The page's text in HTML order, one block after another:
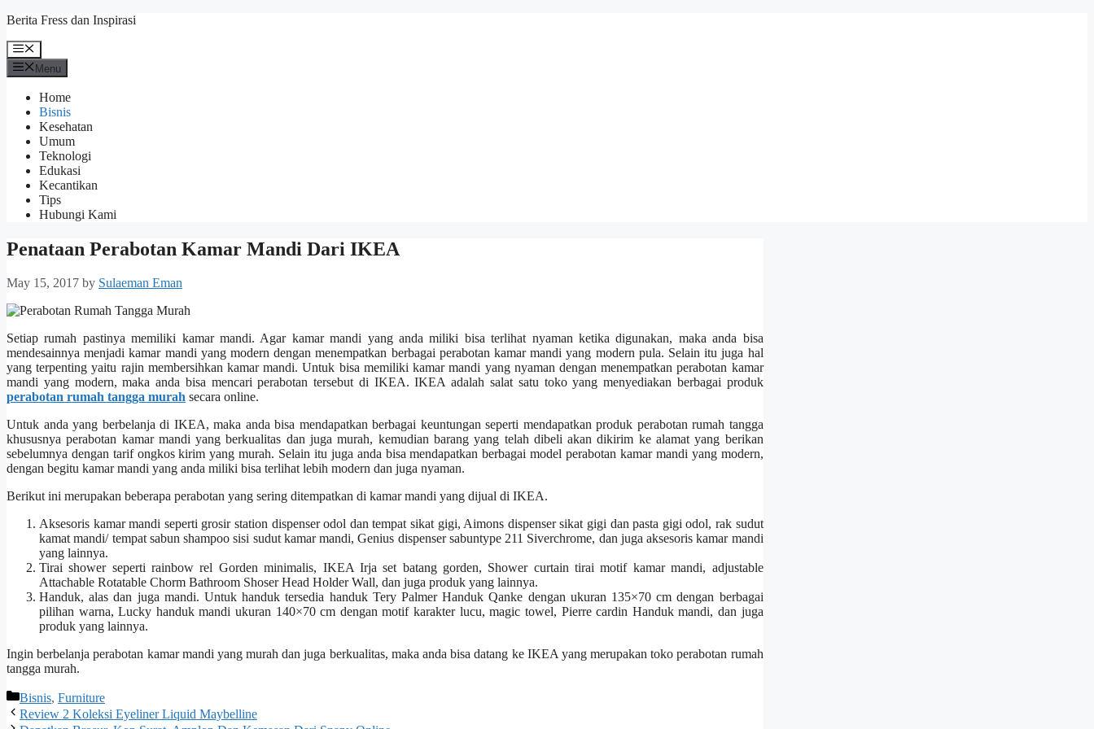
Skip
content
Berita Fress dan Inspirasi
Menu
Menu
Home
Bisnis
Kesehatan
Umum
Teknologi
Edukasi
Kecantikan
Tips
Hubungi Kami
Penataan Perabotan Kamar Mandi Dari IKEA
May 15, 2017 by Sulaeman Eman
Setiap rumah pastinya memiliki kamar mandi. Agar kamar mandi yang anda miliki bisa terlihat nyaman ketika digunakan, maka anda bisa
mendesainnya menjadi kamar mandi yang modern dengan menempatkan berbagai perabotan kamar mandi yang modern pula. Selain itu juga hal
yang terpenting yaitu rajin membersihkan kamar mandi. Untuk bisa memiliki kamar mandi yang nyaman dengan menempatkan perabotan kamar
mandi yang modern, maka anda bisa mencari perabotan tersebut di IKEA. IKEA adalah salat satu toko yang menyediakan berbagai produk
perabotan rumah tangga murah secara online.
Untuk anda yang berbelanja di IKEA, maka anda bisa mendapatkan berbagai keuntungan seperti mendapatkan produk perabotan rumah tangga
khususnya perabotan kamar mandi yang berkualitas dan juga murah, kemudian barang yang telah dibeli akan dikirim ke alamat yang berikan
sebelumnya dengan tarif ongkos kirim yang murah. Selain itu juga anda bisa mendapatkan berbagai model perabotan kamar mandi yang modern,
dengan begitu kamar mandi yang anda miliki bisa terlihat lebih modern dan juga nyaman.
Berikut ini merupakan beberapa perabotan yang sering ditempatkan di kamar mandi yang dijual di IKEA.
Aksesoris kamar mandi seperti grosir station dispenser odol dan tempat sikat gigi, Aimons dispenser sikat gigi dan pasta gigi odol, rak sudut
kamat mandi/ tempat sabun shampoo sisi sudut kamar mandi, Genius dispenser sabuntype 211 Siverchrome, dan juga aksesoris kamar mandi
yang lainnya.
Tirai shower seperti rainbow rel Gorden minimalis, IKEA Irja set batang gorden, Shower curtain tirai motif kamar mandi, adjustable
Attachable Rotatable Chorm Bathroom Shoser Head Holder Wall, dan juga produk yang lainnya.
Handuk, alas dan juga mandi. Untuk handuk tersedia handuk Tery Palmer Handuk Qanke dengan ukuran 135×70 cm dengan berbagai
pilihan warna, Lucky handuk mandi ukuran 140×70 cm dengan motif karakter lucu, magic towel, Pierre cardin Handuk mandi, dan juga
produk yang lainnya.
Ingin berbelanja perabotan kamar mandi yang murah dan juga berkualitas, maka anda bisa datang ke IKEA yang merupakan tokoperabotan rumah
tangga murah.
Categories
Bisnis, Furniture
Review 2 Koleksi Eyeliner Liquid Maybelline